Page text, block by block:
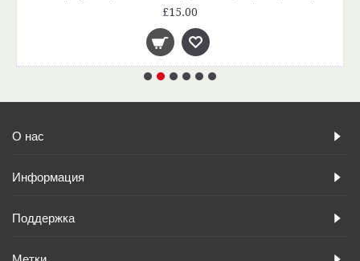
£15.00
О нас
Информация
Поддержка